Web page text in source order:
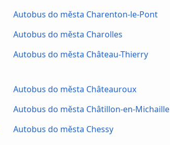
Autobus do města Charenton-le-Pont
Autobus do města Charolles
Autobus do města Château-Thierry
Autobus do města Châteauroux
Autobus do města Châtillon-en-Michaille
Autobus do města Chessy